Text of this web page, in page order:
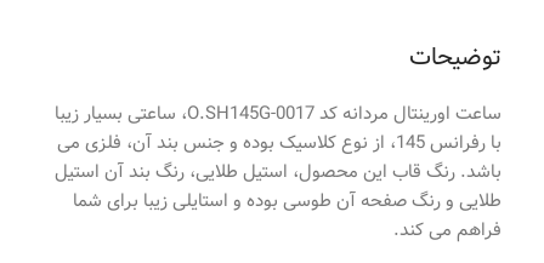
توضیحات
ساعت اورینتال مردانه کد O.SH145G-0017، ساعتی بسیار زیبا
با رفرانس 145، از نوع کلاسیک بوده و جنس بند آن، فلزی می
باشد. رنگ قاب این محصول، استیل طلایی، رنگ بند آن استیل
طلایی و رنگ صفحه آن طوسی بوده و استایلی زیبا برای شما
فراهم می کند.